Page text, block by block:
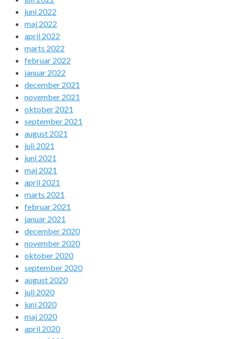
juni 2022
maj 2022
april 2022
marts 2022
februar 2022
januar 2022
december 2021
november 2021
oktober 2021
september 2021
august 2021
juli 2021
juni 2021
maj 2021
april 2021
marts 2021
februar 2021
januar 2021
december 2020
november 2020
oktober 2020
september 2020
august 2020
juli 2020
juni 2020
maj 2020
april 2020